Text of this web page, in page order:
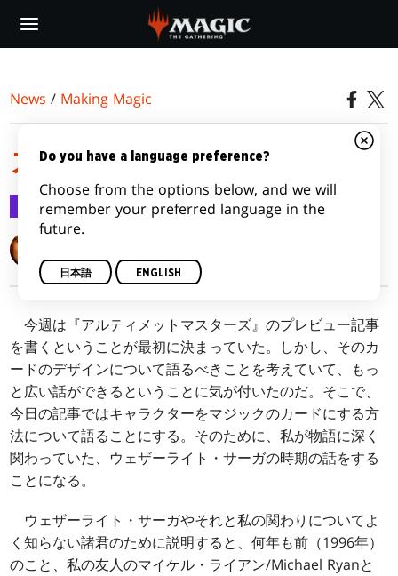
main
News / Making Magic
カードの登場 その１
Making Magic 2018/11/20
今週は『アルティメットマスターズ』のプレビュー記事
を書くということが最初に決まっていた。しかし、そのカ
ードのデザインについて語るべきことを考えていて、もっ
と広い話ができるということに気が付いたのだ。そこで、
今日の記事ではキャラクターをマジックのカードにする方
法について語ることにする。そのために、私が物語に深く
関わっていた、ウェザーライト・サーガの時期の話をする
ことになる。
ウェザーライト・サーガやそれと私の関わりについてよ
く知らない諸君のために説明すると、何年も前（1996年）
のこと、私の友人のマイケル・ライアン/Michael Ryanと
Do you have a language preference?
Choose from the options below, and we will
remember your preferred language in the
future.
日本語 ENGLISH